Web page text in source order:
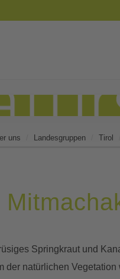
uns Landesgruppen Tirol
Springkraut und
der natürlichen Vegetation